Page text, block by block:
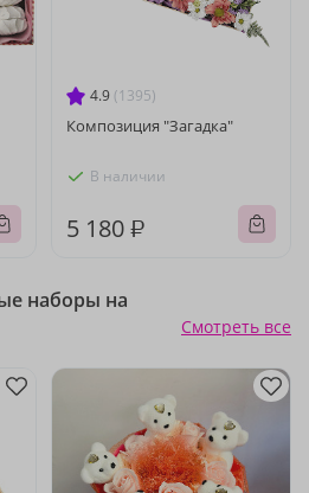
4.9 (1395)
Композиция "Загадка"
В наличии
5 180 ₽
наборы на
Смотреть все